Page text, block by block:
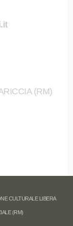
(RM)
CULTURALE LIBERA
(RM)